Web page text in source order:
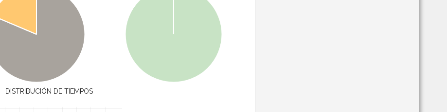
DISTRIBUCIÓN DE TIEMPOS